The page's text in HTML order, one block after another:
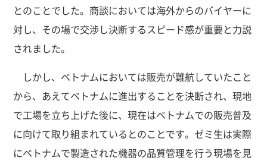
とのことでした。商談においては海外からのバイヤーに
対し、その場で交渉し決断するスピード感が重要と力説
されました。
しかし、ベトナムにおいては販売が難航していたこと
から、あえてベトナムに進出することを決断され、現地
で工場を立ち上げた後に、現在はベトナムでの販売普及
に向けて取り組まれているとのことです。ゼミ生は実際
にベトナムで製造された機器の品質管理を行う現場を見